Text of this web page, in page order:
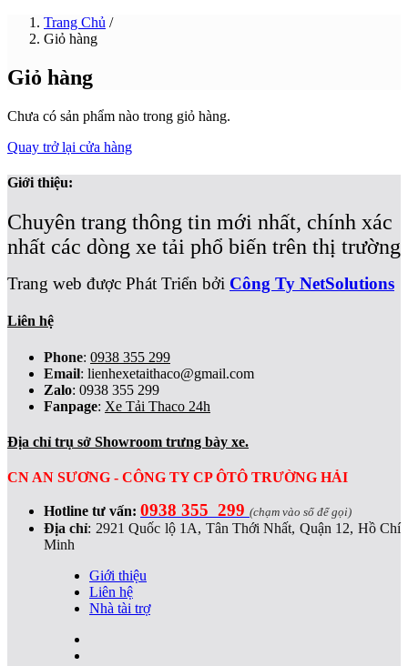
Trang Chủ /
Giỏ hàng
Giỏ hàng
Chưa có sản phẩm nào trong giỏ hàng.
Quay trở lại cửa hàng
Giới thiệu:
Chuyên trang thông tin mới nhất, chính xác
nhất các dòng xe tải phổ biến trên thị trường
Trang web được Phát Triển bởi Công Ty NetSolutions
Liên hệ
Phone: 0938 355 299
Email: lienhexetaithaco@gmail.com
Zalo: 0938 355 299
Fanpage: Xe Tải Thaco 24h
Địa chỉ trụ sở Showroom trưng bày xe.
CN AN SƯƠNG - CÔNG TY CP ÔTÔ TRƯỜNG HẢI
Hotline tư vấn: 0938 355 299 (chạm vào số để gọi)
Địa chỉ: 2921 Quốc lộ 1A, Tân Thới Nhất, Quận 12, Hồ Chí
Minh
Giới thiệu
Liên hệ
Nhà tài trợ